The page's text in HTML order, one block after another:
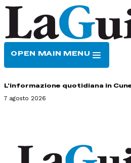
OPEN MAIN MENU
L'informazione quotidiana in
7 agosto 2026